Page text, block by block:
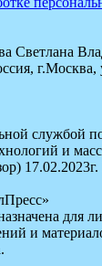
Светлана
г.Москва,
службой
и
для
и